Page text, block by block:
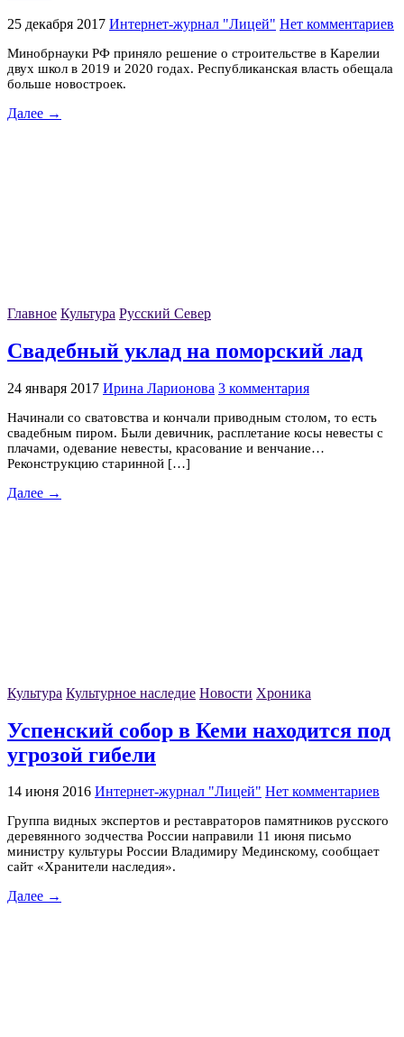
25 декабря 2017 Интернет-журнал "Лицей" Нет комментариев
Минобрнауки РФ приняло решение о строительстве в Карелии
двух школ в 2019 и 2020 годах. Республиканская власть обещала
больше новостроек.
Далее →
Главное Культура Русский Север
Свадебный уклад на поморский лад
24 января 2017 Ирина Ларионова 3 комментария
Начинали со сватовства и кончали приводным столом, то есть
свадебным пиром. Были девичник, расплетание косы невесты с
плачами, одевание невесты, красование и венчание…
Реконструкцию старинной […]
Далее →
Культура Культурное наследие Новости Хроника
Успенский собор в Кеми находится под
угрозой гибели
14 июня 2016 Интернет-журнал "Лицей" Нет комментариев
Группа видных экспертов и реставраторов памятников русского
деревянного зодчества России направили 11 июня письмо
министру культуры России Владимиру Мединскому, сообщает
сайт «Хранители наследия».
Далее →